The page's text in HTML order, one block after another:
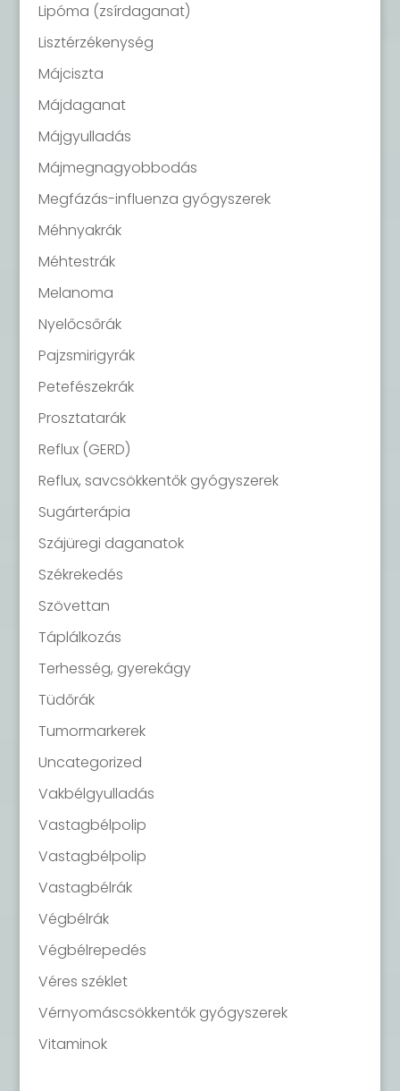
Lipóma (zsírdaganat)
Lisztérzékenység
Májciszta
Májdaganat
Májgyulladás
Májmegnagyobbodás
Megfázás-influenza gyógyszerek
Méhnyakrák
Méhtestrák
Melanoma
Nyelőcsőrák
Pajzsmirigyrák
Petefészekrák
Prosztatarák
Reflux (GERD)
Reflux, savcsökkentők gyógyszerek
Sugárterápia
Szájüregi daganatok
Székrekedés
Szövettan
Táplálkozás
Terhesség, gyerekágy
Tüdőrák
Tumormarkerek
Uncategorized
Vakbélgyulladás
Vastagbélpolip
Vastagbélpolip
Vastagbélrák
Végbélrák
Végbélrepedés
Véres széklet
Vérnyomáscsökkentők gyógyszerek
Vitaminok